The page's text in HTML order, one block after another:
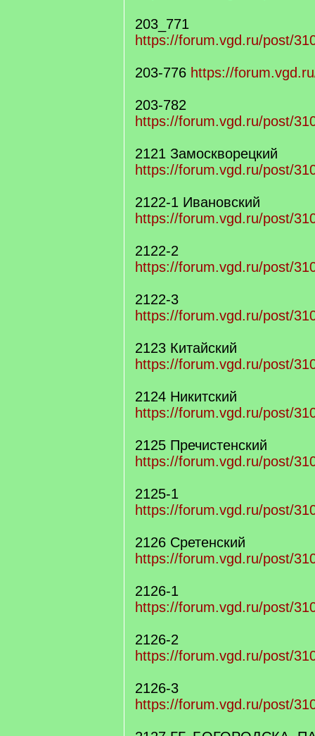
203_771
https://forum.vgd.ru/post/
203-776 https://
203-782
https://forum.vgd.ru/post/
2121 Замоскворецкий
https://forum.vgd.ru/post/
2122-1 Ивановский
https://forum.vgd.ru/post/
2122-2
https://forum.vgd.ru/post/
2122-3
https://forum.vgd.ru/post/
2123 Китайский
https://forum.vgd.ru/post/
2124 Никитский
https://forum.vgd.ru/post/
2125 Пречистенский
https://forum.vgd.ru/post/
2125-1
https://forum.vgd.ru/post/
2126 Сретенский
https://forum.vgd.ru/post/
2126-1
https://forum.vgd.ru/post/
2126-2
https://forum.vgd.ru/post/
2126-3
https://forum.vgd.ru/post/